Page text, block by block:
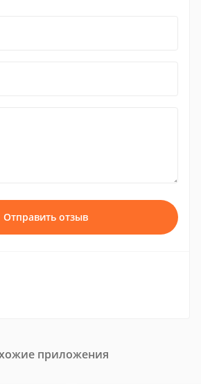
Отправить отзыв
приложения